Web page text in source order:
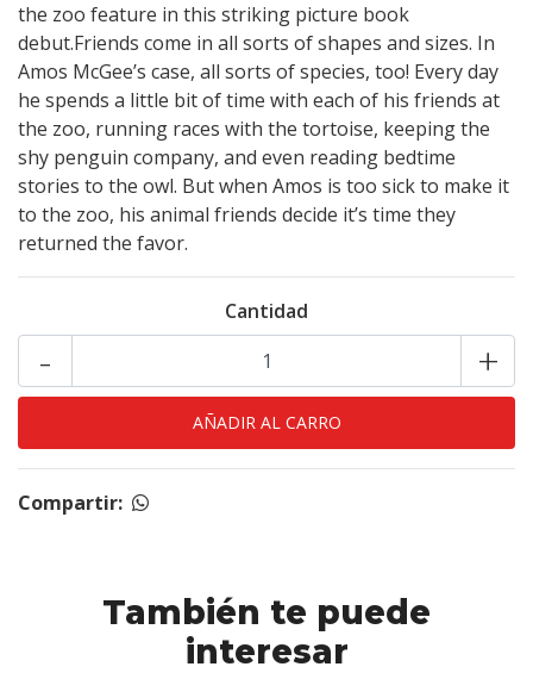
the zoo feature in this striking picture book
debut.Friends come in all sorts of shapes and sizes. In
Amos McGee’s case, all sorts of species, too! Every day
he spends a little bit of time with each of his friends at
the zoo, running races with the tortoise, keeping the
shy penguin company, and even reading bedtime
stories to the owl. But when Amos is too sick to make it
to the zoo, his animal friends decide it’s time they
returned the favor.
Cantidad
+
-
Compartir:
También te puede
interesar